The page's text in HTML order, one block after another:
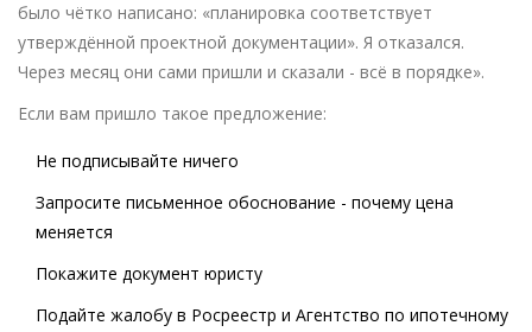
было чётко написано: «планировка соответствует
утверждённой проектной документации». Я отказался.
Через месяц они сами пришли и сказали - всё в порядке».
Если вам пришло такое предложение:
Не подписывайте ничего
Запросите письменное обоснование - почему цена
меняется
Покажите документ юристу
Подайте жалобу в Росреестр и Агентство по ипотечному